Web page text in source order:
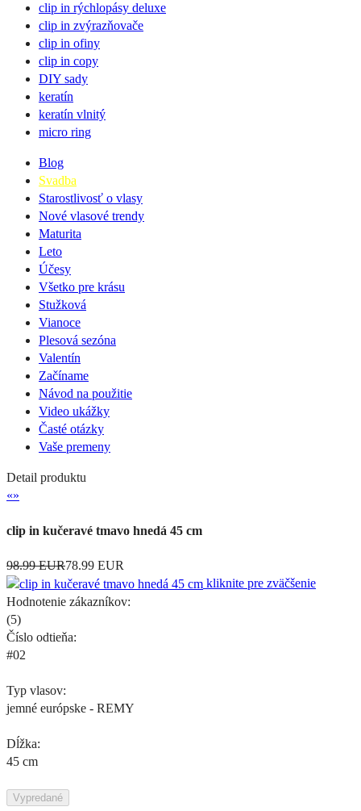
clip in rýchlopásy deluxe
clip in zvýrazňovače
clip in ofiny
clip in copy
DIY sady
keratín
keratín vlnitý
micro ring
Blog
Svadba
Starostlivosť o vlasy
Nové vlasové trendy
Maturita
Leto
Účesy
Všetko pre krásu
Stužková
Vianoce
Plesová sezóna
Valentín
Začíname
Návod na použitie
Video ukážky
Časté otázky
Vaše premeny
Detail produktu
«»
clip in kučeravé tmavo hnedá 45 cm
98.99 EUR78.99 EUR
kliknite pre zväčšenie
Hodnotenie zákazníkov:
(5)
Číslo odtieňa:
#02
Typ vlasov:
jemné európske - REMY
Dĺžka:
45 cm
Vypredané